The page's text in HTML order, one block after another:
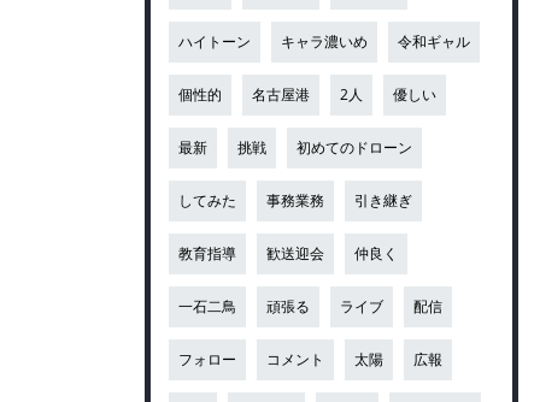
ハイトーン キャラ濃いめ 令和ギャル
個性的 名古屋港 2人 優しい
最新 挑戦 初めてのドローン
してみた 事務業務 引き継ぎ
教育指導 歓送迎会 仲良く
一石二鳥 頑張る ライブ 配信
フォロー コメント 太陽 広報